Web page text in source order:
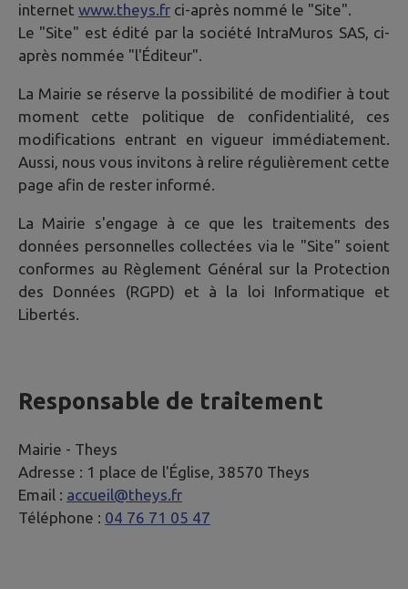
internet www.theys.fr ci-après nommé le "Site".
Le "Site" est édité par la société IntraMuros SAS, ci-
après nommée "l'Éditeur".
La Mairie se réserve la possibilité de modifier à tout
moment cette politique de confidentialité, ces
modifications entrant en vigueur immédiatement.
Aussi, nous vous invitons à relire régulièrement cette
page afin de rester informé.
La Mairie s'engage à ce que les traitements des
données personnelles collectées via le "Site" soient
conformes au Règlement Général sur la Protection
des Données (RGPD) et à la loi Informatique et
Libertés.
Responsable de traitement
Mairie - Theys
Adresse : 1 place de l'Église, 38570 Theys
Email : accueil@theys.fr
Téléphone : 04 76 71 05 47